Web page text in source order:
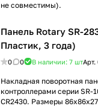
не совместимы).
Панель Rotary SR-
Пластик, 3 года)
0 0 В наличии: 7 штАрт.
Накладная поворотная
контроллерами серии SR-
CR2430. Размеры